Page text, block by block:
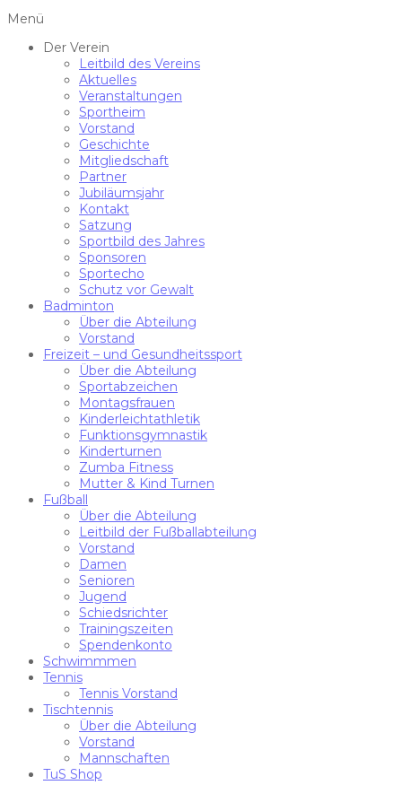
Menü
Der Verein
Leitbild des Vereins
Aktuelles
Veranstaltungen
Sportheim
Vorstand
Geschichte
Mitgliedschaft
Partner
Jubiläumsjahr
Kontakt
Satzung
Sportbild des Jahres
Sponsoren
Sportecho
Schutz vor Gewalt
Badminton
Über die Abteilung
Vorstand
Freizeit – und Gesundheitssport
Über die Abteilung
Sportabzeichen
Montagsfrauen
Kinderleichtathletik
Funktionsgymnastik
Kinderturnen
Zumba Fitness
Mutter & Kind Turnen
Fußball
Über die Abteilung
Leitbild der Fußballabteilung
Vorstand
Damen
Senioren
Jugend
Schiedsrichter
Trainingszeiten
Spendenkonto
Schwimmmen
Tennis
Tennis Vorstand
Tischtennis
Über die Abteilung
Vorstand
Mannschaften
TuS Shop